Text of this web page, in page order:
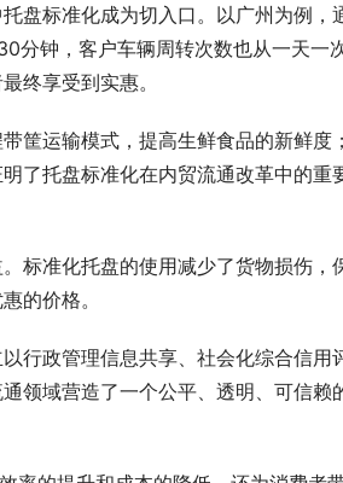
盘标准化成为切入口。以广州为例，
分钟，客户车辆周转次数也从一天一
终享受到实惠。
筐运输模式，提高生鲜食品的新鲜度
了托盘标准化在内贸流通改革中的重
标准化托盘的使用减少了货物损伤，
的价格。
行政管理信息共享、社会化综合信用
领域营造了一个公平、透明、可信赖